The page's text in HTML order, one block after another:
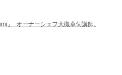
』 オーナーシェフ大槻卓伺講師。